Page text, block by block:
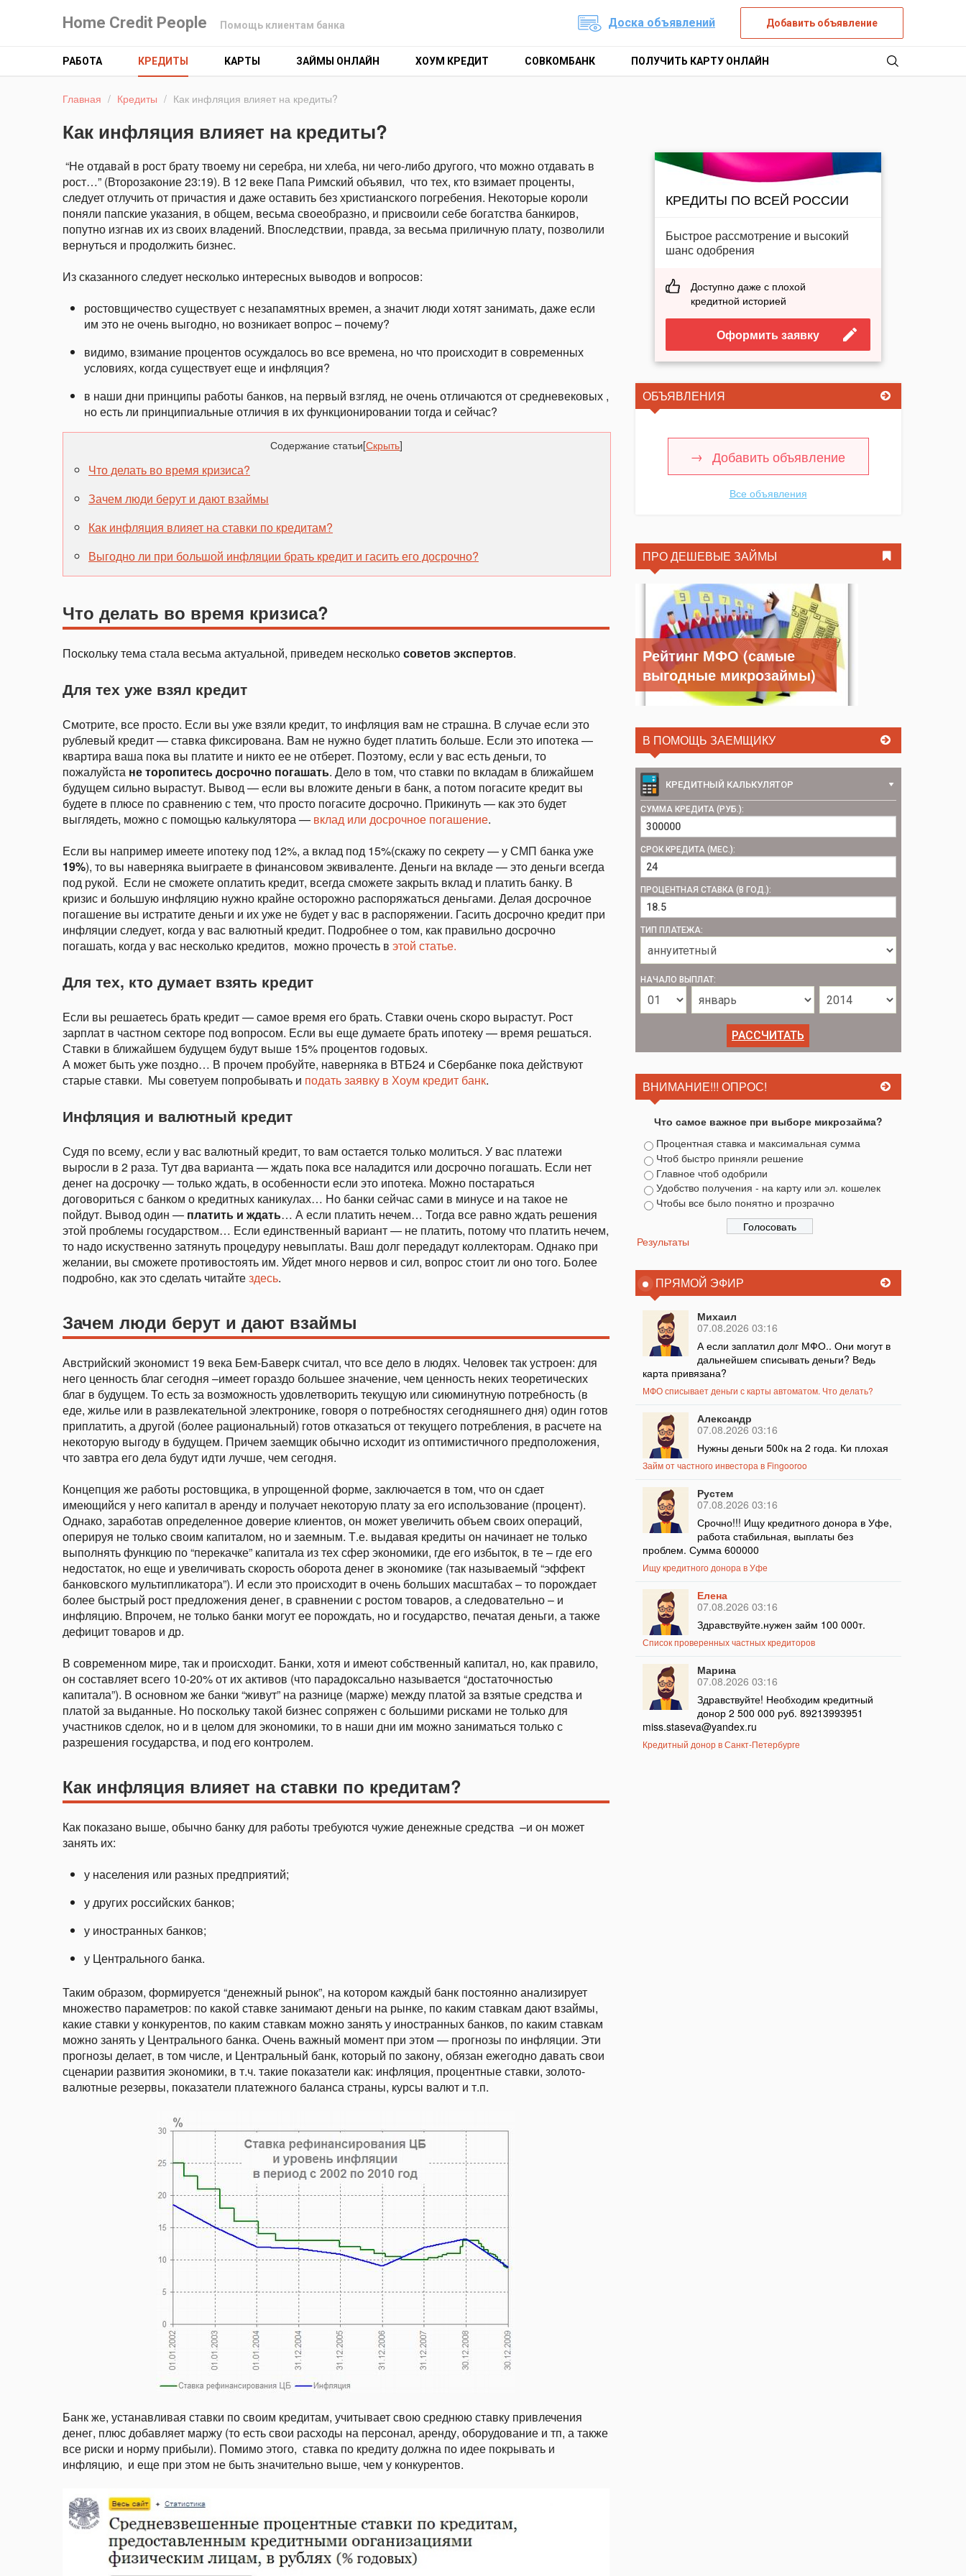
Home Credit People Помощь клиентам банка Доска объявлений Добавить объявление
РАБОТА КРЕДИТЫ КАРТЫ ЗАЙМЫ ОНЛАЙН ХОУМ КРЕДИТ СОВКОМБАНК ПОЛУЧИТЬ КАРТУ ОНЛАЙН
Главная / Кредиты / Как инфляция влияет на кредиты?
Как инфляция влияет на кредиты?
“Не отдавай в рост брату твоему ни серебра, ни хлеба, ни чего-либо другого, что можно отдавать в
рост…” (Второзаконие 23:19). В 12 веке Папа Римский объявил, что тех, кто взимает проценты,
следует отлучить от причастия и даже оставить без христианского погребения. Некоторые короли
поняли папские указания, в общем, весьма своеобразно, и присвоили себе богатства банкиров,
попутно изгнав их из своих владений. Впоследствии, правда, за весьма приличную плату, позволили
вернуться и продолжить бизнес.
Из сказанного следует несколько интересных выводов и вопросов:
ростовщичество существует с незапамятных времен, а значит люди хотят занимать, даже если
им это не очень выгодно, но возникает вопрос – почему?
видимо, взимание процентов осуждалось во все времена, но что происходит в современных
условиях, когда существует еще и инфляция?
в наши дни принципы работы банков, на первый взгляд, не очень отличаются от средневековых ,
но есть ли принципиальные отличия в их функционировании тогда и сейчас?
Содержание статьи[Скрыть]
Что делать во время кризиса?
Зачем люди берут и дают взаймы
Как инфляция влияет на ставки по кредитам?
Выгодно ли при большой инфляции брать кредит и гасить его досрочно?
Что делать во время кризиса?
Поскольку тема стала весьма актуальной, приведем несколькосоветов экспертов.
Для тех уже взял кредит
Смотрите, все просто. Если вы уже взяли кредит, то инфляция вам не страшна. В случае если это
рублевый кредит — ставка фиксирована. Вам не нужно будет платить больше. Если это ипотека —
квартира ваша пока вы платите и никто ее не отберет. Поэтому, если у вас есть деньги, то
пожалуйста неторопитесь досрочно погашать. Дело в том, что ставки по вкладам в ближайшем
будущем сильно вырастут. Вывод — если вы вложите деньги в банк, а потом погасите кредит вы
будете в плюсе по сравнению с тем, что просто погасите досрочно. Прикинуть — как это будет
выглядеть, можно с помощью калькулятора — вклад или досрочное погашение.
Если вы например имеете ипотеку под 12%, а вклад под 15%(скажу по секрету — у СМП банка уже
19%), то вы наверняка выиграете в финансовом эквиваленте. Деньги на вкладе — это деньги всегда
под рукой. Если не сможете оплатить кредит, всегда сможете закрыть вклад и платить банку. В
кризис и большую инфляцию нужно крайне осторожно распоряжаться деньгами. Делая досрочное
погашение вы истратите деньги и их уже не будет у вас в распоряжении. Гасить досрочно кредит при
инфляции следует, когда у вас валютный кредит. Подробнее о том, как правильно досрочно
погашать, когда у вас несколько кредитов, можно прочесть в этой статье.
Для тех, кто думает взять кредит
Если вы решаетесь брать кредит — самое время его брать. Ставки очень скоро вырастут. Рост
зарплат в частном секторе под вопросом. Если вы еще думаете брать ипотеку — время решаться.
Ставки в ближайшем будущем будут выше 15% процентов годовых.
А может быть уже поздно… В прочем пробуйте, наверняка в ВТБ24 и Сбербанке пока действуют
старые ставки. Мы советуем попробывать и подать заявку в Хоум кредит банк.
Инфляция и валютный кредит
Судя по всему, если у вас валютный кредит, то вам остается только молиться. У вас платежи
выросли в 2 раза. Тут два варианта — ждать пока все наладится или досрочно погашать. Если нет
денег на досрочку — только ждать, в особенности если это ипотека. Можно постараться
договориться с банком о кредитных каникулах… Но банки сейчас сами в минусе и на такое не
пойдут. Вывод один — платить и ждать… А если платить нечем… Тогда все равно ждать решения
этой проблемы государством… Если единственный вариант — не платить, потому что платить нечем,
то надо искуственно затянуть процедуру невыплаты. Ваш долг передадут коллекторам. Однако при
желании, вы сможете противостоять им. Уйдет много нервов и сил, вопрос стоит ли оно того. Более
подробно, как это сделать читайтездесь.
Зачем люди берут и дают взаймы
Австрийский экономист 19 века Бем-Баверк считал, что все дело в людях. Человек так устроен: для
него ценность благ сегодня –имеет гораздо большее значение, чем ценность неких теоретических
благ в будущем. То есть за возможность удовлетворить текущую или сиюминутную потребность (в
еде, жилье или в развлекательной электронике, говоря о потребностях сегодняшнего дня) один готов
приплатить, а другой (более рациональный) готов отказаться от текущего потребления, в расчете на
некоторую выгоду в будущем. Причем заемщик обычно исходит из оптимистичного предположения,
что завтра его дела будут идти лучше, чем сегодня.
Концепция же работы ростовщика, в упрощенной форме, заключается в том, что он сдает
имеющийся у него капитал в аренду и получает некоторую плату за его использование (процент).
Однако, заработав определенное доверие клиентов, он может увеличить объем своих операций,
оперируя не только своим капиталом, но и заемным. Т.е. выдавая кредиты он начинает не только
выполнять функцию по “перекачке” капитала из тех сфер экономики, где его избыток, в те – где его
недостаток, но еще и увеличивать скорость оборота денег в экономике (так называемый “эффект
банковского мультипликатора”). И если это происходит в очень больших масштабах – то порождает
более быстрый рост предложения денег, в сравнении с ростом товаров, а следовательно – и
инфляцию. Впрочем, не только банки могут ее порождать, но и государство, печатая деньги, а также
дефицит товаров и др.
В современном мире, так и происходит. Банки, хотя и имеют собственный капитал, но, как правило,
он составляет всего 10-20% от их активов (что парадоксально называется “достаточностью
капитала”). В основном же банки “живут” на разнице (марже) между платой за взятые средства и
платой за выданные. Но поскольку такой бизнес сопряжен с большими рисками не только для
участников сделок, но и в целом для экономики, то в наши дни им можно заниматься только с
разрешения государства, и под его контролем.
Как инфляция влияет на ставки по кредитам?
Как показано выше, обычно банку для работы требуются чужие денежные средства –и он может
занять их:
у населения или разных предприятий;
у других российских банков;
у иностранных банков;
у Центрального банка.
Таким образом, формируется “денежный рынок”, на котором каждый банк постоянно анализирует
множество параметров: по какой ставке занимают деньги на рынке, по каким ставкам дают взаймы,
какие ставки у конкурентов, по каким ставкам можно занять у иностранных банков, по каким ставкам
можно занять у Центрального банка. Очень важный момент при этом — прогнозы по инфляции. Эти
прогнозы делает, в том числе, и Центральный банк, который по закону, обязан ежегодно давать свои
сценарии развития экономики, в т.ч. такие показатели как: инфляция, процентные ставки, золото-
валютные резервы, показатели платежного баланса страны, курсы валют и т.п.
Банк же, устанавливая ставки по своим кредитам, учитывает свою среднюю ставку привлечения
денег, плюс добавляет маржу (то есть свои расходы на персонал, аренду, оборудование и тп, а также
все риски и норму прибыли). Помимо этого, ставка по кредиту должна по идее покрывать и
инфляцию, и еще при этом не быть значительно выше, чем у конкурентов.
КРЕДИТЫ ПО ВСЕЙ РОССИИ
Быстрое рассмотрение и высокий
шанс одобрения
Доступно даже с плохой
кредитной историей
Оформить заявку
ОБЪЯВЛЕНИЯ
Добавить объявление
Все объявления
ПРО ДЕШЕВЫЕ ЗАЙМЫ
Рейтинг МФО (самые
выгодные микрозаймы)
В ПОМОЩЬ ЗАЕМЩИКУ
КРЕДИТНЫЙ КАЛЬКУЛЯТОР
СУММА КРЕДИТА (РУБ.):
СРОК КРЕДИТА (МЕС.):
ПРОЦЕНТНАЯ СТАВКА (В ГОД.):
ТИП ПЛАТЕЖА:
НАЧАЛО ВЫПЛАТ:
ВНИМАНИЕ!!! ОПРОС!
Что самое важное при выборе микрозайма?
Процентная ставка и максимальная сумма
Чтоб быстро приняли решение
Главное чтоб одобрили
Удобство получения - на карту или эл. кошелек
Чтобы все было понятно и прозрачно
Результаты
ПРЯМОЙ ЭФИР
Михаил
07.08.2026 03:16
А если заплатил долг МФО.. Они могут в
дальнейшем списывать деньги? Ведь
карта привязана?
МФО списывает деньги с карты автоматом. Что делать?
Александр
07.08.2026 03:16
Нужны деньги 500к на 2 года. Ки плохая
Займ от частного инвестора в Fingooroo
Рустем
07.08.2026 03:16
Срочно!!! Ищу кредитного донора в Уфе,
работа стабильная, выплаты без
проблем. Сумма 600000
Ищу кредитного донора в Уфе
Елена
07.08.2026 03:16
Здравствуйте.нужен займ 100 000т.
Список проверенных частных кредиторов
Марина
07.08.2026 03:16
Здравствуйте! Необходим кредитный
донор 2 500 000 руб. 89213993951
miss.staseva@yandex.ru
Кредитный донор в Санкт-Петербурге